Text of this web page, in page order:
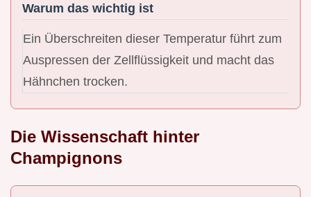
Warum das wichtig ist
Ein Überschreiten dieser Temperatur führt zum
Auspressen der Zellflüssigkeit und macht das
Hähnchen trocken.
Die Wissenschaft hinter
Champignons